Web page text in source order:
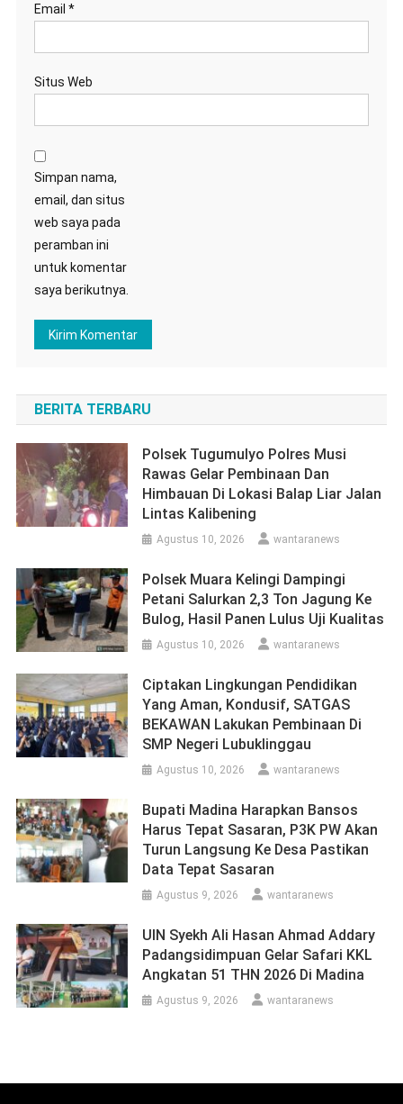
Email *
Situs Web
Simpan nama,
email, dan situs
web saya pada
peramban ini
untuk komentar
saya berikutnya.
BERITA TERBARU
Polsek Tugumulyo Polres Musi
Rawas Gelar Pembinaan Dan
Himbauan Di Lokasi Balap Liar Jalan
Lintas Kalibening
Agustus 10, 2026 wantaranews
Polsek Muara Kelingi Dampingi
Petani Salurkan 2,3 Ton Jagung Ke
Bulog, Hasil Panen Lulus Uji Kualitas
Agustus 10, 2026 wantaranews
Ciptakan Lingkungan Pendidikan
Yang Aman, Kondusif, SATGAS
BEKAWAN Lakukan Pembinaan Di
SMP Negeri Lubuklinggau
Agustus 10, 2026 wantaranews
Bupati Madina Harapkan Bansos
Harus Tepat Sasaran, P3K PW Akan
Turun Langsung Ke Desa Pastikan
Data Tepat Sasaran
Agustus 9, 2026 wantaranews
UIN Syekh Ali Hasan Ahmad Addary
Padangsidimpuan Gelar Safari KKL
Angkatan 51 THN 2026 Di Madina
Agustus 9, 2026 wantaranews